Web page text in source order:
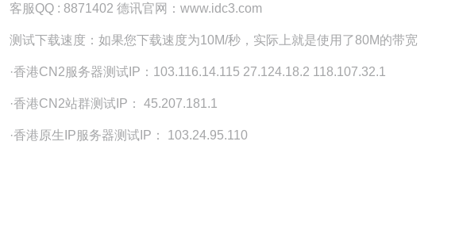
客服QQ : 8871402 德讯官网：www.idc3.com
测试下载速度：如果您下载速度为10M/秒，实际上就是使用了80M的带宽
·香港CN2服务器测试IP：103.116.14.115 27.124.18.2 118.107.32.1
·香港CN2站群测试IP： 45.207.181.1
·香港原生IP服务器测试IP： 103.24.95.110